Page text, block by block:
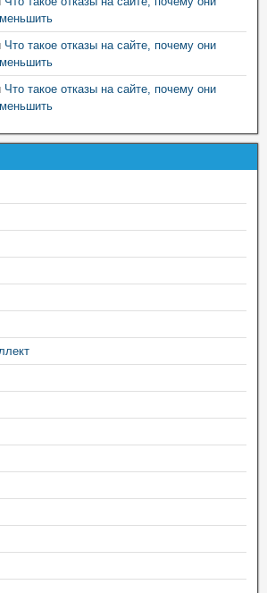
Что такое отказы на сайте, почему они
Что такое отказы на сайте, почему они